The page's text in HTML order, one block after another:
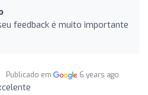
feedback é muito importante
Publicado em 6 years ago